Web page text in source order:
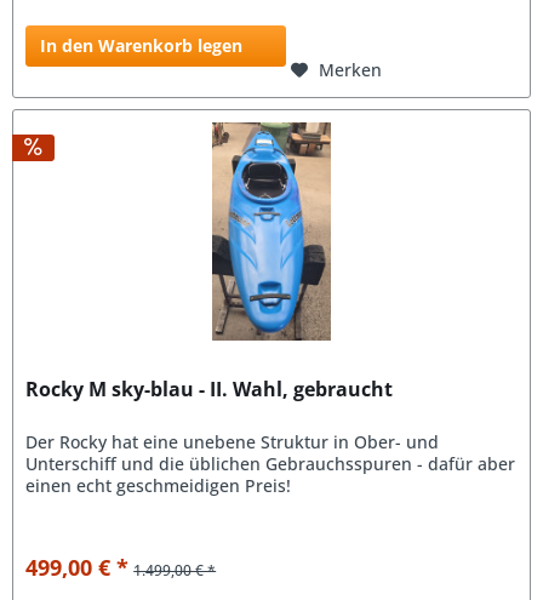
In den Warenkorb legen
Merken
Rocky M sky-blau - II. Wahl, gebraucht
Der Rocky hat eine unebene Struktur in Ober- und
Unterschiff und die üblichen Gebrauchsspuren - dafür aber
einen echt geschmeidigen Preis!
499,00 € * 1.499,00 € *